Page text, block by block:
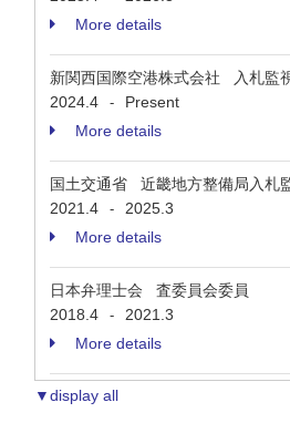
More details
新関西国際空港株式会社 入札監
2024.4
-
Present
More details
国土交通省 近畿地方整備局入札
2021.4
-
2025.3
More details
日本弁理士会 査委員会委員
2018.4
-
2021.3
More details
▼display all